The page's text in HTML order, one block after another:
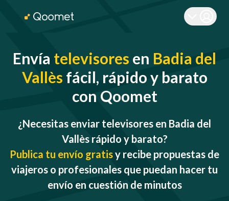
Envía televisores en Badia del
Vallès fácil, rápido y barato
con Qoomet
¿Necesitas enviar televisores en Badia del
Vallès rápido y barato?
Publica tu envío gratisy recibe propuestas de
viajeros o profesionales que puedan hacer tu
envío en cuestión de minutos